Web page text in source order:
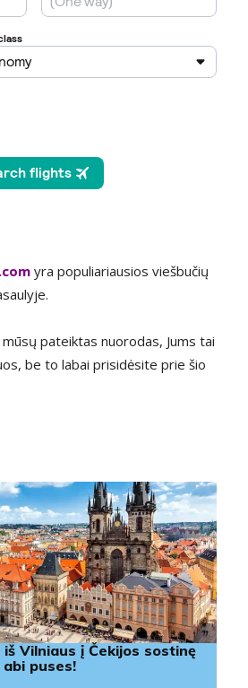
yra populiariausios viešbučių
pateiktas nuorodas, Jums tai
be to labai prisidėsite prie šio
Vilniaus į Čekijos sostinę
puses!